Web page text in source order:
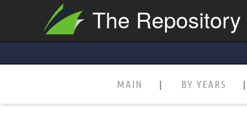
The Repository
MAIN BY YEARS